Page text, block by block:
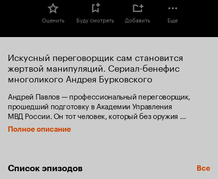
Оценить Буду смотреть Добавить Еще
Искусный переговорщик сам становится
жертвой манипуляций. Сериал-бенефис
многоликого Андрея Бурковского
Андрей Павлов — профессиональный переговорщик,
прошедший подготовку в Академии Управления
МВД России. Он тот человек, который без оружия
приходит к террористам и в считанные секунды
устанавливает с ними контакт. Но основной его доход
он помогает — за очень большие деньги. Для каждого
случая он меняется до неузнаваемости. Удивительную
Полное описание
Список эпизодов Все